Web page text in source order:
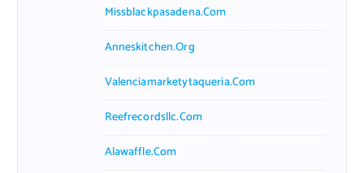
Missblackpasadena.com
Anneskitchen.org
Valenciamarketytaqueria.com
Reefrecordsllc.com
Alawaffle.com